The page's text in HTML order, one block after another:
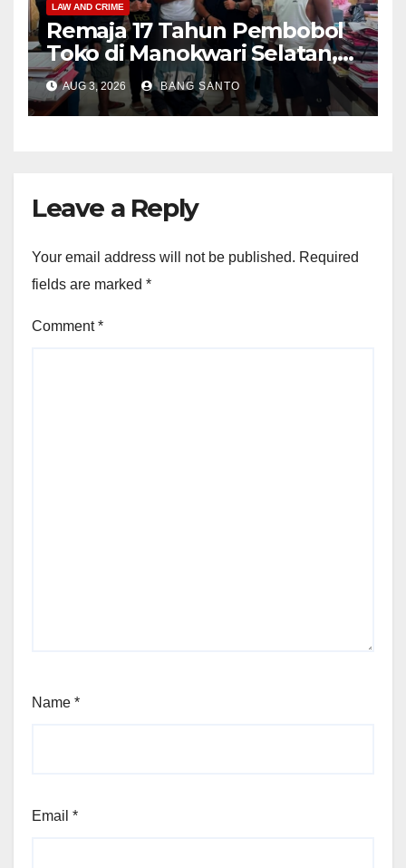
LAW AND CRIME
Remaja 17 Tahun Pembobol
Toko di Manokwari Selatan,
Akhirnya Diamankan Tim
Jatanras Polda Papua Barat
AUG 3, 2026 BANG SANTO
Leave a Reply
Your email address will not be published. Required
fields are marked *
Comment*
Name *
Email *